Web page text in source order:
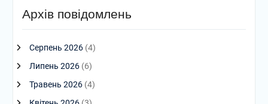
Архів повідомлень
Серпень 2026(4)
Липень 2026(6)
Травень 2026(4)